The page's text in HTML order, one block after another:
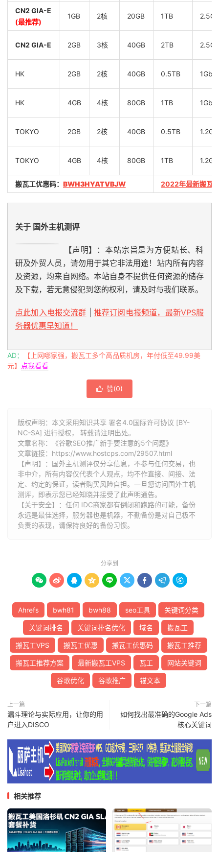
CN2 GIA-E
(最推荐)
1GB 2核 20GB 1TB
CN2 GIA-E 2GB 3核 40GB 2TB
HK 2GB 2核 40GB 0.5TB
HK 4GB 4核 80GB 1TB
TOKYO 2GB 2核 40GB 0.5TB
TOKYO 4GB 4核 80GB 1TB
搬瓦工优惠码： BWH3HYATVBJW 2022年最新搬瓦
关于 国外主机测评
【声明】：本站宗旨是为方便站长、科
研及外贸人员，请勿用于其它非法用途！站内所有内容
及资源，均来自网络。本站自身不提供任何资源的储存
及下载，若无意侵犯到您的权利，请及时与我们联系。
点此加入电报交流群
推荐订阅电报频道，最新VPS服
务器优惠早知道！
AD：
【上网哪家强，搬瓦工多个高品质机房，年付低至49.99美
元】
点我看看
 赞(0)
版权声明：本文采用知识共享 署名4.0国际许可协议 [BY-
NC-SA] 进行授权， 转载请注明出处。
文章名称：《谷歌SEO推广新手要注意的5个问题》
文章链接： https://www.hostcps.com/29507.html
【声明】：国外主机测评仅分享信息，不参与任何交易，也
非中介，所有内容仅代表个人观点，均不作直接、间接、法
定、约定的保证，读者购买风险自担。一旦您访问国外主机
测评，即表示您已经知晓并接受了此声明通告。
【关于安全】：任何 IDC商家都有倒闭和跑路的可能，备份
永远是最佳选择，服务器也是机器，不勤备份是对自己极不
负责的表现，请保持良好的备份习惯。
分享到
        
Ahrefs bwh81 bwh88 seo工具 关键词分类
关键词排名 关键词排名优化 域名 搬瓦工
搬瓦工VPS 搬瓦工优惠 搬瓦工优惠码 搬瓦工推荐
搬瓦工推荐方案 最新搬瓦工VPS 瓦工 网站关键词
谷歌优化 谷歌推广 锚文本
上一篇
漏斗理论与实际应用，让你的用
户进入DISCO
下一篇
如何找出最准确的Google Ads
核心关键词
相关推荐